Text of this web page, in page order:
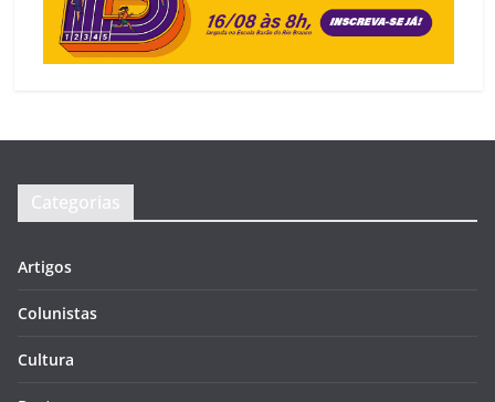
Categorias
Artigos
Colunistas
Cultura